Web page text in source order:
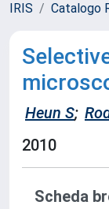
IRIS Catalogo
Heun S;
2010
Scheda